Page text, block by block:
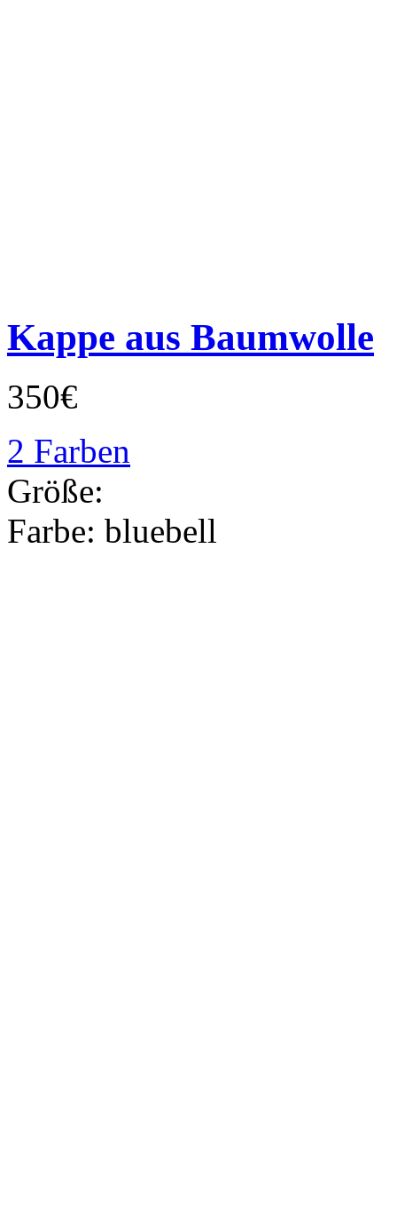
Kappe aus Baumwolle
350€
2 Farben
Größe:
Farbe: bluebell